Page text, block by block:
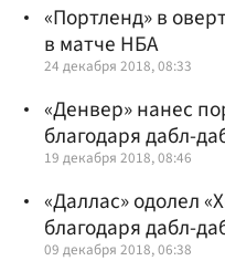
«Портленд» в
в матче НБА
24 декабря 2018, 08:33
«Денвер» нанес
благодаря дабл-
19 декабря 2018, 08:46
«Даллас» одолел
благодаря дабл-
09 декабря 2018, 06:38